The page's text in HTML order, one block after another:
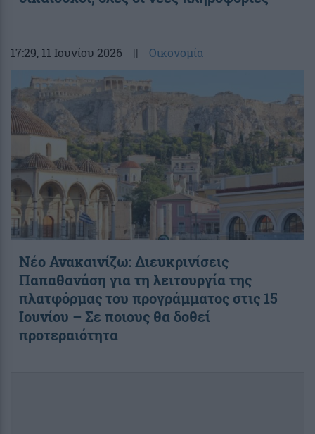
17:29, 11 Ιουνίου 2026 || Οικονομία
Νέο Ανακαινίζω: Διευκρινίσεις
Παπαθανάση για τη λειτουργία της
πλατφόρμας του προγράμματος στις 15
Ιουνίου – Σε ποιους θα δοθεί
προτεραιότητα